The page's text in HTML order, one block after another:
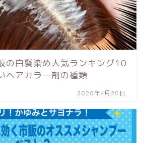
の白髪染め人気ランキング10
ヘアカラー剤の種類
2020年4月20日